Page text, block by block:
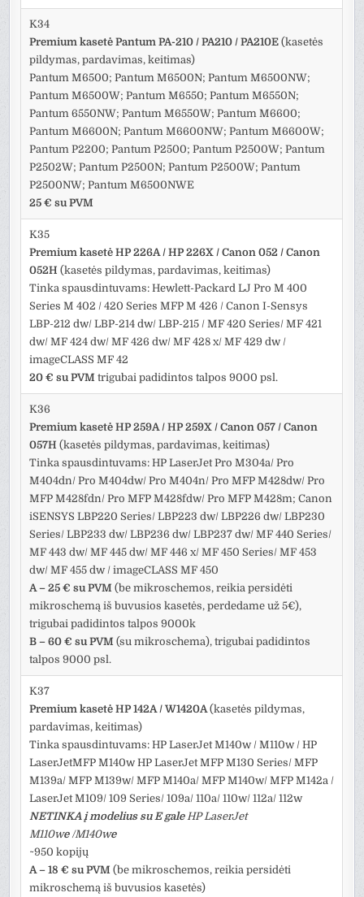
K34
Premium kasetė Pantum PA-210 / PA210 / PA210E (kasetės
pildymas, pardavimas, keitimas)
Pantum M6500; Pantum M6500N; Pantum M6500NW;
Pantum M6500W; Pantum M6550; Pantum M6550N;
Pantum 6550NW; Pantum M6550W; Pantum M6600;
Pantum M6600N; Pantum M6600NW; Pantum M6600W;
Pantum P2200; Pantum P2500; Pantum P2500W; Pantum
P2502W; Pantum P2500N; Pantum P2500W; Pantum
P2500NW; Pantum M6500NWE
25 € su PVM
K35
Premium kasetė HP 226A / HP 226X / Canon 052 / Canon
052H (kasetės pildymas, pardavimas, keitimas)
Tinka spausdintuvams: Hewlett-Packard LJ Pro M 400
Series M 402 / 420 Series MFP M 426 / Canon I-Sensys
LBP-212 dw/ LBP-214 dw/ LBP-215 / MF 420 Series/ MF 421
dw/ MF 424 dw/ MF 426 dw/ MF 428 x/ MF 429 dw /
imageCLASS MF 42
20 € su PVM trigubai padidintos talpos 9000 psl.
K36
Premium kasetė HP 259A / HP 259X / Canon 057 / Canon
057H (kasetės pildymas, pardavimas, keitimas)
Tinka spausdintuvams: HP LaserJet Pro M304a/ Pro
M404dn/ Pro M404dw/ Pro M404n/ Pro MFP M428dw/ Pro
MFP M428fdn/ Pro MFP M428fdw/ Pro MFP M428m; Canon
iSENSYS LBP220 Series/ LBP223 dw/ LBP226 dw/ LBP230
Series/ LBP233 dw/ LBP236 dw/ LBP237 dw/ MF 440 Series/
MF 443 dw/ MF 445 dw/ MF 446 x/ MF 450 Series/ MF 453
dw/ MF 455 dw / imageCLASS MF 450
A – 25 € su PVM(be mikroschemos, reikia persidėti
mikroschemą iš buvusios kasetės, perdedame už 5€),
trigubai padidintos talpos 9000k
B – 60 € su PVM (su mikroschema), trigubai padidintos
talpos 9000 psl.
K37
Premium kasetė HP 142A / W1420A(kasetės pildymas,
pardavimas, keitimas)
Tinka spausdintuvams: HP LaserJet M140w / M110w / HP
LaserJetMFP M140w HP LaserJet MFP M130 Series/ MFP
M139a/ MFP M139w/ MFP M140a/ MFP M140w/ MFP M142a /
LaserJet M109/ 109 Series/ 109a/ 110a/ 110w/ 112a/ 112w
NETINKA į modelius su E galeHP LaserJet
M110we/M140we
~950 kopijų
A – 18 € su PVM (be mikroschemos, reikia persidėti
mikroschemą iš buvusios kasetės)